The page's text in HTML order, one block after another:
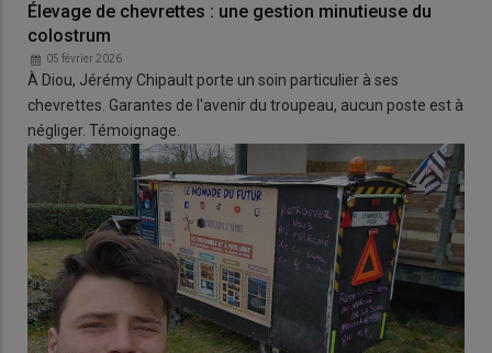
Élevage de chevrettes : une gestion minutieuse du
colostrum
05 février 2026
À Diou, Jérémy Chipault porte un soin particulier à ses
chevrettes. Garantes de l'avenir du troupeau, aucun poste est à
négliger. Témoignage.